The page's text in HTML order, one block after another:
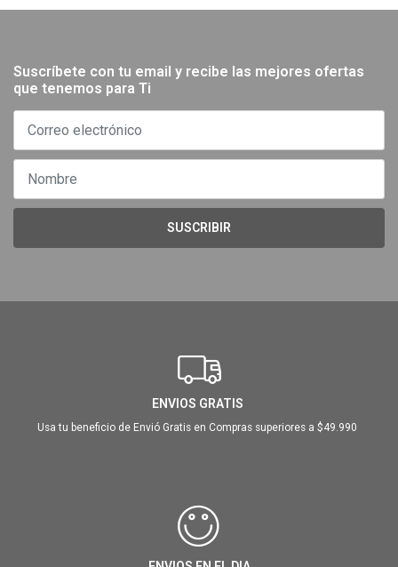
Suscríbete con tu email y recibe las mejores ofertas
que tenemos para Ti
SUSCRIBIR
ENVIOS GRATIS
Usa tu beneficio de Envió Gratis en Compras superiores a $49.990